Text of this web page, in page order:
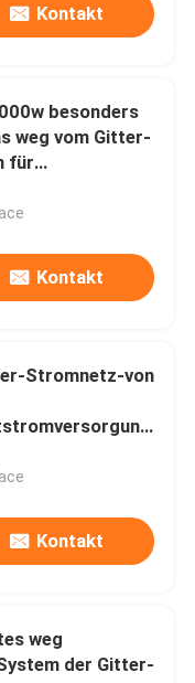
Kontakt
besonders
weg vom Gitter-
für
komplett ist
Kontakt
Stromnetz-von
Systemen
Kontakt
weg
der Gitter-